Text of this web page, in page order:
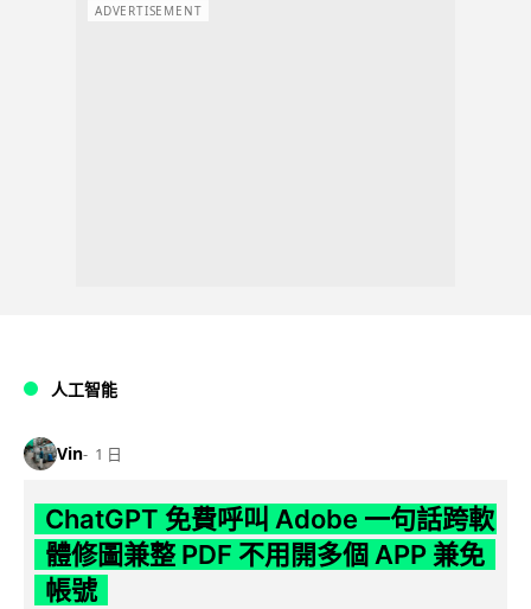
ADVERTISEMENT
人工智能
Vin 1 日
ChatGPT 免費呼叫 Adobe 一句話跨軟
體修圖兼整 PDF 不用開多個 APP 兼免
帳號